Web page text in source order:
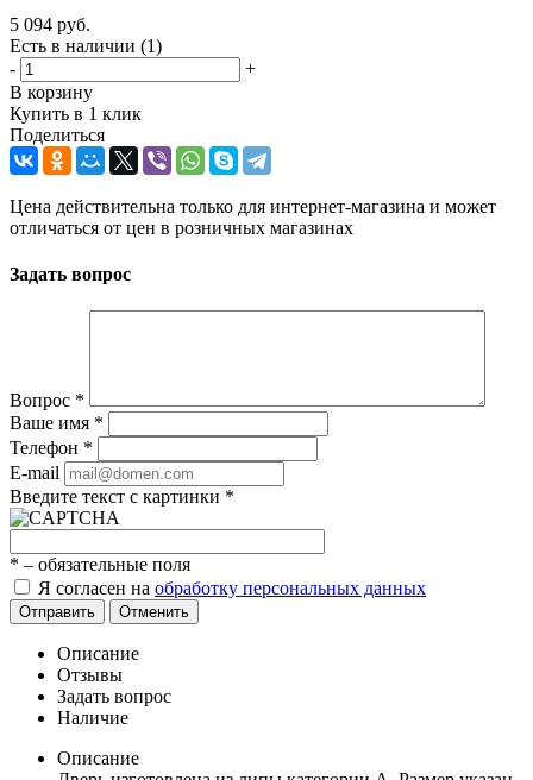
5 094 руб.
Есть в наличии (1)
-
+
В корзину
Купить в 1 клик
Поделиться
Цена действительна только для интернет-магазина и может
отличаться от цен в розничных магазинах
Задать вопрос
Вопрос *
Ваше имя *
Телефон *
E-mail
Введите текст с картинки *
* – обязательные поля
Я согласен на обработку персональных данных
Отправить Отменить
Описание
Отзывы
Задать вопрос
Наличие
Описание